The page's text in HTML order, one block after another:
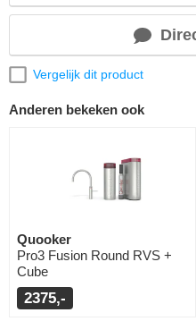
Vergelijk dit product
Anderen bekeken ook
Quooker
Pro3 Fusion Round RVS +
Cube
2375,-